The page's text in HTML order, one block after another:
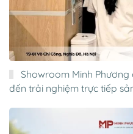
Showroom Minh
đến trải nghiệm trực tiếp